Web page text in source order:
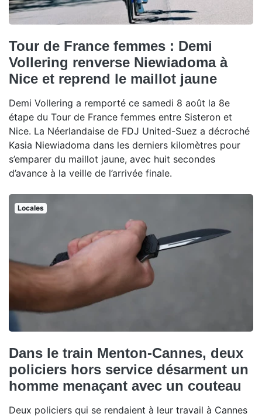
Tour de France femmes : Demi
Vollering renverse Niewiadoma à
Nice et reprend le maillot jaune
Demi Vollering a remporté ce samedi 8 août la 8e
étape du Tour de France femmes entre Sisteron et
Nice. La Néerlandaise de FDJ United-Suez a décroché
Kasia Niewiadoma dans les derniers kilomètres pour
s’emparer du maillot jaune, avec huit secondes
d’avance à la veille de l’arrivée finale.
Locales
Dans le train Menton-Cannes, deux
policiers hors service désarment un
homme menaçant avec un couteau
Deux policiers qui se rendaient à leur travail à Cannes